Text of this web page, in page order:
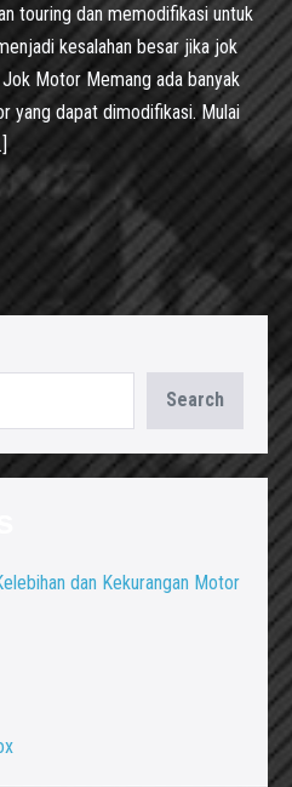
touring dan memodifikasi untuk
kesalahan besar jika jok
Motor Memang ada banyak
yang dapat dimodifikasi. Mulai
Search
dan Kekurangan Motor